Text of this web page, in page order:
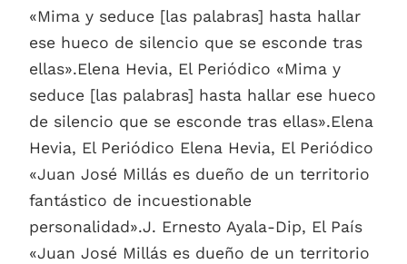
«Mima y seduce [las palabras] hasta hallar
ese hueco de silencio que se esconde tras
ellas».Elena Hevia, El Periódico «Mima y
seduce [las palabras] hasta hallar ese hueco
de silencio que se esconde tras ellas».Elena
Hevia, El Periódico Elena Hevia, El Periódico
«Juan José Millás es dueño de un territorio
fantástico de incuestionable
personalidad».J. Ernesto Ayala-Dip, El País
«Juan José Millás es dueño de un territorio